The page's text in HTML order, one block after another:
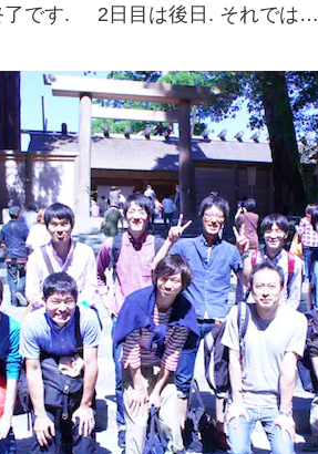
了です. 2日目は後日. それでは…